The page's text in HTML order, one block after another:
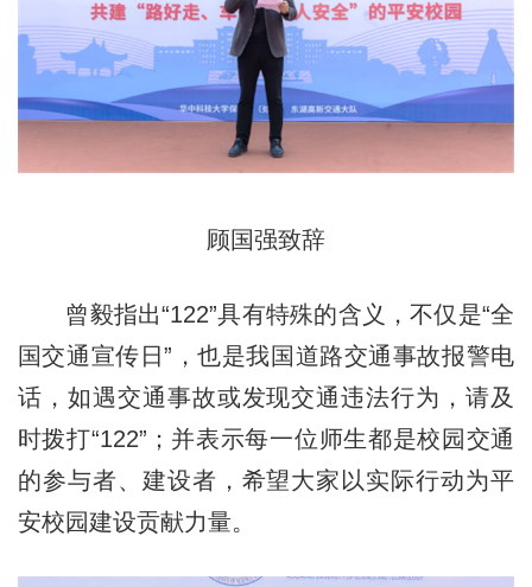
顾国强致辞
曾毅指出“122”具有特殊的含义，不仅是“全
国交通宣传日”，也是我国道路交通事故报警电
话，如遇交通事故或发现交通违法行为，请及
时拨打“122”；并表示每一位师生都是校园交通
的参与者、建设者，希望大家以实际行动为平
安校园建设贡献力量。